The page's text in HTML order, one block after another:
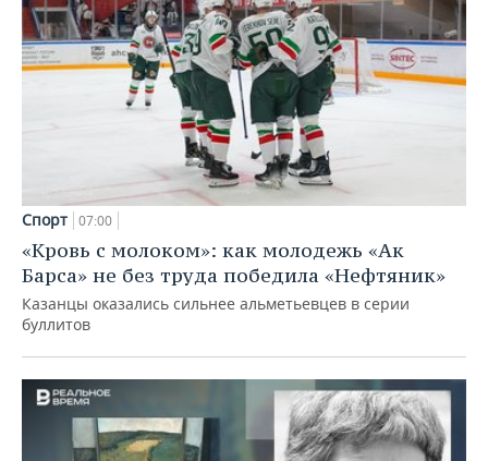
Спорт 07:00
«Кровь с молоком»: как молодежь «Ак
Барса» не без труда победила «Нефтяник»
Казанцы оказались сильнее альметьевцев в серии
буллитов